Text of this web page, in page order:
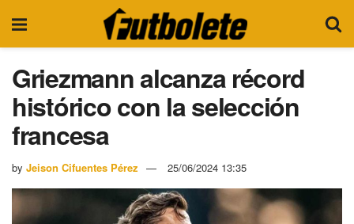
Griezmann alcanza récord
histórico con la selección
francesa
by Jeison Cifuentes Pérez 25/06/2024 13:35